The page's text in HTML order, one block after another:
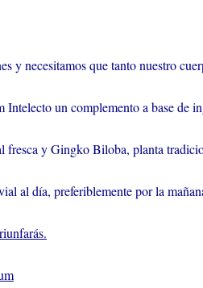
y necesitamos que tanto nuestro
Intelecto un complemento a base de
fresca y Gingko Biloba, planta
al día, preferiblemente por la